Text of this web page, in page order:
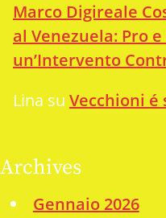
Marco Digireale
al Venezuela: Pro
un’Intervento
Lina su Vecchioni
Archives
Gennaio 2026